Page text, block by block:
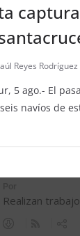
Reyes Rodríguez
5 ago.- El
navíos de